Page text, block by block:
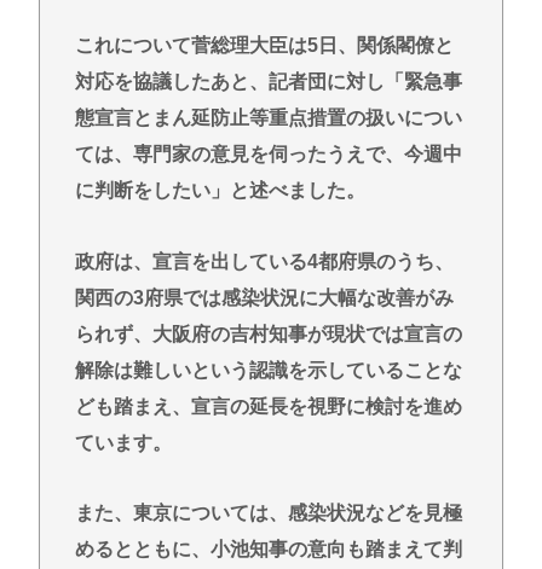
これについて菅総理大臣は5日、関係閣僚と
対応を協議したあと、記者団に対し「緊急事
態宣言とまん延防止等重点措置の扱いについ
ては、専門家の意見を伺ったうえで、今週中
に判断をしたい」と述べました。
政府は、宣言を出している4都府県のうち、
関西の3府県では感染状況に大幅な改善がみ
られず、大阪府の吉村知事が現状では宣言の
解除は難しいという認識を示していることな
ども踏まえ、宣言の延長を視野に検討を進め
ています。
また、東京については、感染状況などを見極
めるとともに、小池知事の意向も踏まえて判